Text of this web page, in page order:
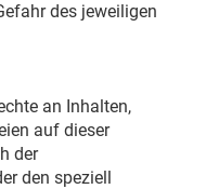
des jeweiligen
an Inhalten,
auf dieser
der
den speziell